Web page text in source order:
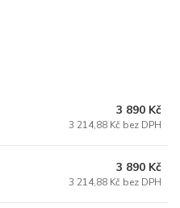
3 890 Kč
3 214,88 Kč bez DPH
3 890 Kč
3 214,88 Kč bez DPH